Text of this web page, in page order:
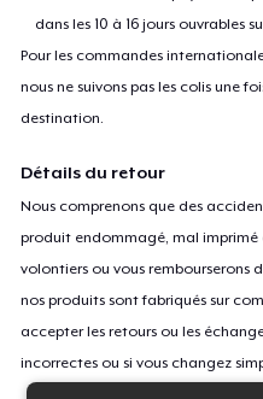
dans les 10 à 16 jours ouvrables
Pour les commandes
nous ne suivons pas les colis une
destination.
Détails du retour
Nous comprenons que des
produit endommagé, mal imprimé
volontiers ou vous rembourserons
nos produits sont fabriqués sur
accepter les retours ou les
incorrectes ou si vous changez